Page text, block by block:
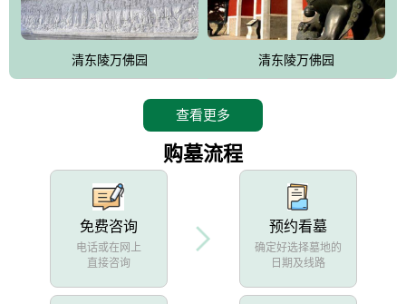
托、相互促进，园区绿化覆盖率达90%。
设计建造各种墓地墓位3万个；主体建筑金宝塔，墓位容量8万个，
能适应不同消费阶层的需求，为客户提供墓碑设计制作服务、特色
清东陵万佛园 清东陵万佛园
查看更多
购墓流程
免费咨询
电话或在网上
直接咨询
预约看墓
确定好选择墓地的
日期及线路